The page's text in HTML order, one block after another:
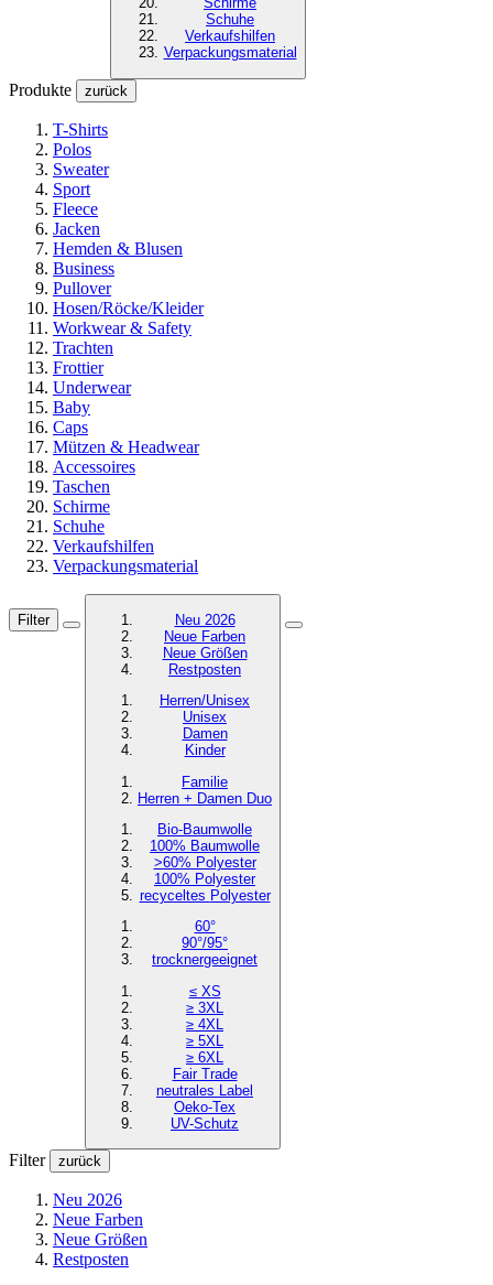
Schuhe
Verkaufshilfen
Verpackungsmaterial
Produkte zurück
T-Shirts
Polos
Sweater
Sport
Fleece
Jacken
Hemden & Blusen
Business
Pullover
Hosen/Röcke/Kleider
Workwear & Safety
Trachten
Frottier
Underwear
Baby
Caps
Mützen & Headwear
Accessoires
Taschen
Schirme
Schuhe
Verkaufshilfen
Verpackungsmaterial
Filter
Neu 2026
Neue Farben
Neue Größen
Restposten
Herren/Unisex
Unisex
Damen
Kinder
Familie
Herren + Damen Duo
Bio-Baumwolle
100% Baumwolle
>60% Polyester
100% Polyester
recyceltes Polyester
60°
90°/95°
trocknergeeignet
≤ XS
≥ 3XL
≥ 4XL
≥ 5XL
≥ 6XL
Fair Trade
neutrales Label
Oeko-Tex
UV-Schutz
Filter zurück
Neu 2026
Neue Farben
Neue Größen
Restposten